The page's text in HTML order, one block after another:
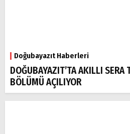
Doğubayazıt Haberleri
DOĞUBAYAZIT’TA AKILLI SERA
BÖLÜMÜ AÇILIYOR